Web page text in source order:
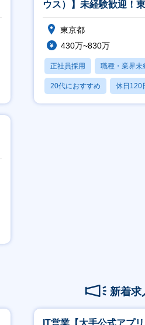
ウス）】未経験歓迎！
上場／年休120日／女
東京都
430万~830万
正社員採用 職種・業界未
20代におすすめ 休日120
産休・育休あり
新着求
IT営業【大手公式アプ